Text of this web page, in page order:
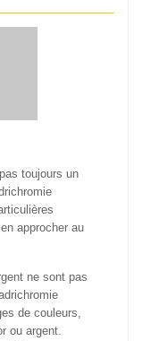
toujours un
approcher au
ne sont pas
de couleurs,
ou argent.